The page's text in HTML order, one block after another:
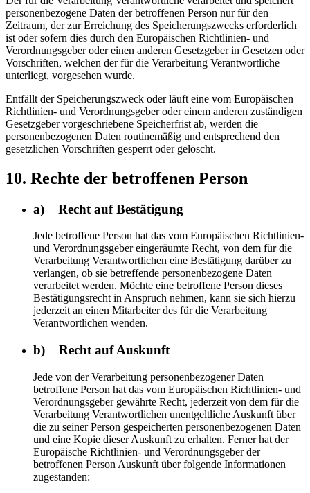
personenbezogene Daten der betroffenen Person nur für den
Zeitraum, der zur Erreichung des Speicherungszwecks erforderlich
ist oder sofern dies durch den Europäischen Richtlinien- und
Verordnungsgeber oder einen anderen Gesetzgeber in Gesetzen oder
Vorschriften, welchen der für die Verarbeitung Verantwortliche
unterliegt, vorgesehen wurde.
Entfällt der Speicherungszweck oder läuft eine vom Europäischen
Richtlinien- und Verordnungsgeber oder einem anderen zuständigen
Gesetzgeber vorgeschriebene Speicherfrist ab, werden die
personenbezogenen Daten routinemäßig und entsprechend den
gesetzlichen Vorschriften gesperrt oder gelöscht.
10. Rechte der betroffenen Person
a) Recht auf Bestätigung
Jede betroffene Person hat das vom Europäischen Richtlinien-
und Verordnungsgeber eingeräumte Recht, von dem für die
Verarbeitung Verantwortlichen eine Bestätigung darüber zu
verlangen, ob sie betreffende personenbezogene Daten
verarbeitet werden. Möchte eine betroffene Person dieses
Bestätigungsrecht in Anspruch nehmen, kann sie sich hierzu
jederzeit an einen Mitarbeiter des für die Verarbeitung
Verantwortlichen wenden.
b) Recht auf Auskunft
Jede von der Verarbeitung personenbezogener Daten
betroffene Person hat das vom Europäischen Richtlinien- und
Verordnungsgeber gewährte Recht, jederzeit von dem für die
Verarbeitung Verantwortlichen unentgeltliche Auskunft über
die zu seiner Person gespeicherten personenbezogenen Daten
und eine Kopie dieser Auskunft zu erhalten. Ferner hat der
Europäische Richtlinien- und Verordnungsgeber der
betroffenen Person Auskunft über folgende Informationen
zugestanden: